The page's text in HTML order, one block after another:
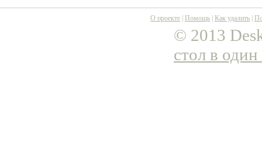
О проекте Помощь Как удалить
© 2013
стол в